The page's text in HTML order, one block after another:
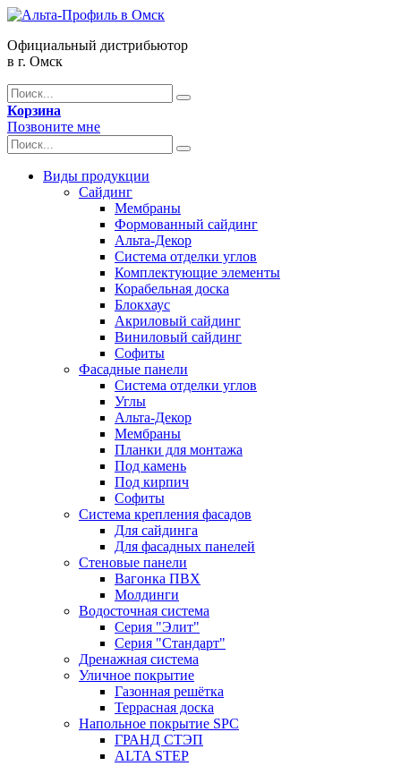
Официальный дистрибьютор
в г. Омск
Корзина
Позвоните мне
Виды продукции
Сайдинг
Мембраны
Формованный сайдинг
Альта-Декор
Система отделки углов
Комплектующие элементы
Корабельная доска
Блокхаус
Акриловый сайдинг
Виниловый сайдинг
Софиты
Фасадные панели
Система отделки углов
Углы
Альта-Декор
Мембраны
Планки для монтажа
Под камень
Под кирпич
Софиты
Система крепления фасадов
Для сайдинга
Для фасадных панелей
Стеновые панели
Вагонка ПВХ
Молдинги
Водосточная система
Серия "Элит"
Серия "Стандарт"
Дренажная система
Уличное покрытие
Газонная решётка
Террасная доска
Напольное покрытие SPC
ГРАНД СТЭП
ALTA STEP